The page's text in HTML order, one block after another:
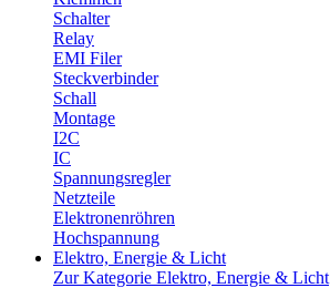
Schalter
Relay
EMI Filer
Steckverbinder
Schall
Montage
I2C
IC
Spannungsregler
Netzteile
Elektronenröhren
Hochspannung
Elektro, Energie & Licht
Zur Kategorie Elektro, Energie & Licht